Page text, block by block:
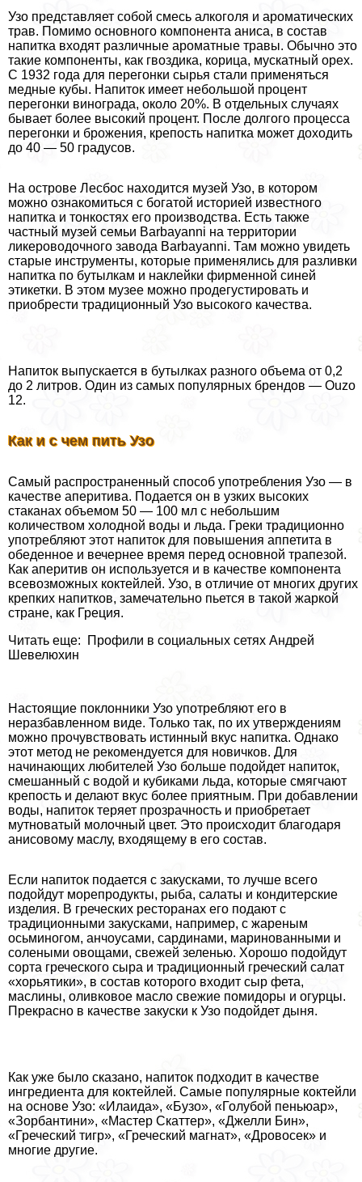
Узо представляет собой смесь алкоголя и ароматических
трав. Помимо основного компонента аниса, в состав
напитка входят различные ароматные травы. Обычно это
такие компоненты, как гвоздика, корица, мускатный орех.
С 1932 года для перегонки сырья стали применяться
медные кубы. Напиток имеет небольшой процент
перегонки винограда, около 20%. В отдельных случаях
бывает более высокий процент. После долгого процесса
перегонки и брожения, крепость напитка может доходить
до 40 — 50 градусов.
На острове Лесбос находится музей Узо, в котором
можно ознакомиться с богатой историей известного
напитка и тонкостях его производства. Есть также
частный музей семьи Barbayanni на территории
ликероводочного завода Barbayanni. Там можно увидеть
старые инструменты, которые применялись для разливки
напитка по бутылкам и наклейки фирменной синей
этикетки. В этом музее можно продегустировать и
приобрести традиционный Узо высокого качества.
Напиток выпускается в бутылках разного объема от 0,2
до 2 литров. Один из самых популярных брендов — Ouzo
12.
Как и с чем пить Узо
Самый распространенный способ употрeбления Узо — в
качестве аперитива. Подается он в узких высоких
стаканах объемом 50 — 100 мл с небольшим
количеством холодной воды и льда. Греки традиционно
употрeбляют этот напиток для повышения аппетита в
обеденное и вечернее время перед основной трапезой.
Как аперитив он используется и в качестве компонента
всевозможных коктейлей. Узо, в отличие от многих других
крепких напитков, замечательно пьется в такой жаркой
стране, как Греция.
Читать еще: Профили в социальных сетях Андрей
Шевелюхин
Настоящие поклонники Узо употрeбляют его в
неразбавленном виде. Только так, по их утверждениям
можно прочувствовать истинный вкус напитка. Однако
этот метод не рекомендуется для новичков. Для
начинающих любителей Узо больше подойдет напиток,
смешанный с водой и кубиками льда, которые смягчают
крепость и делают вкус более приятным. При добавлении
воды, напиток теряет прозрачность и приобретает
мутноватый молочный цвет. Это происходит благодаря
анисовому маслу, входящему в его состав.
Если напиток подается с закусками, то лучше всего
подойдут морепродукты, рыба, салаты и кондитерские
изделия. В греческих ресторанах его подают с
традиционными закусками, например, с жареным
осьминогом, анчоусами, сардинами, маринованными и
солеными овощами, свежей зеленью. Хорошо подойдут
сорта греческого сыра и традиционный греческий салат
«хорьятики», в состав которого входит сыр фета,
маслины, оливковое масло свежие помидоры и огурцы.
Прекрасно в качестве закуски к Узо подойдет дыня.
Как уже было сказано, напиток подходит в качестве
ингредиента для коктейлей. Самые популярные коктейли
на основе Узо: «Илаида», «Бузо», «Голубой пеньюар»,
«Зорбантини», «Мастер Скаттер», «Джелли Бин»,
«Греческий тигр», «Греческий магнат», «Дровосек» и
многие другие.